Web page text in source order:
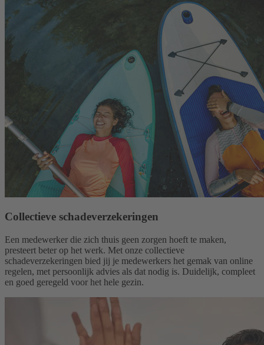
Collectieve schadeverzekeringen
Een medewerker die zich thuis geen zorgen hoeft te maken,
presteert beter op het werk. Met onze collectieve
schadeverzekeringen bied jij je medewerkers het gemak van online
regelen, met persoonlijk advies als dat nodig is. Duidelijk, compleet
en goed geregeld voor het hele gezin.